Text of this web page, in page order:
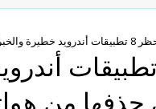
حذفها من هواتفهم
"غوغل" تحظر 8